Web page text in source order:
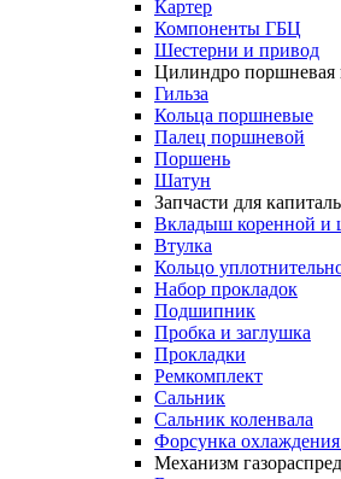
Картер
Компоненты ГБЦ
Шестерни и привод
Цилиндро поршневая
Гильза
Кольца поршневые
Палец поршневой
Поршень
Шатун
Запчасти для
Вкладыш коренной и
Втулка
Кольцо
Набор прокладок
Подшипник
Пробка и заглушка
Прокладки
Ремкомплект
Сальник
Сальник коленвала
Форсунка
Механизм